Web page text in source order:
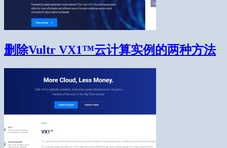
删除Vultr VX1™云计算实例的两种方法